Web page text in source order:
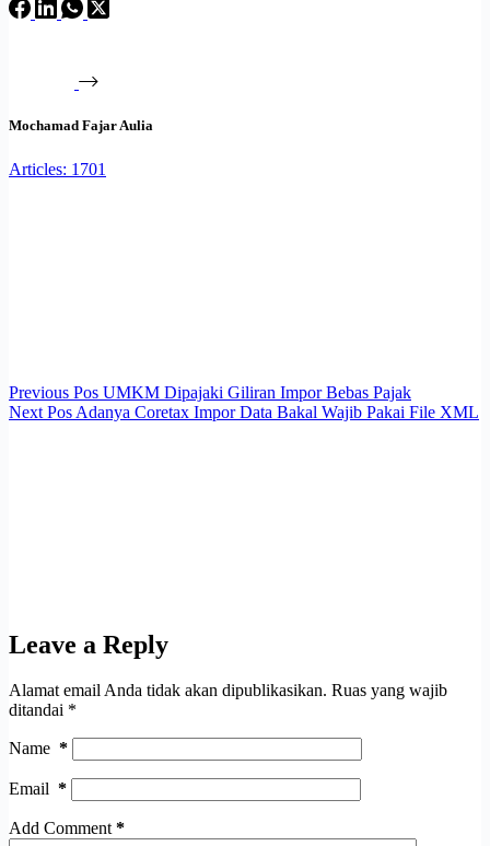
Mochamad Fajar Aulia
Articles: 1701
Previous Pos UMKM Dipajaki Giliran Impor Bebas Pajak
Next Pos Adanya Coretax Impor Data Bakal Wajib Pakai File XML
Leave a Reply
Alamat email Anda tidak akan dipublikasikan. Ruas yang wajib
ditandai *
Name *
Email *
Add Comment*